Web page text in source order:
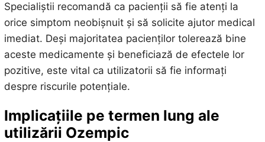
Specialiștii recomandă ca pacienții să fie atenți la
orice simptom neobișnuit și să solicite ajutor medical
imediat. Deși majoritatea pacienților tolerează bine
aceste medicamente și beneficiază de efectele lor
pozitive, este vital ca utilizatorii să fie informați
despre riscurile potențiale.
Implicațiile pe termen lung ale
utilizării Ozempic